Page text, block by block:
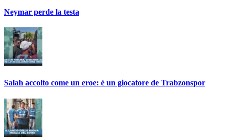
Neymar perde la testa
Salah accolto come un eroe: è un giocatore de Trabzonspor